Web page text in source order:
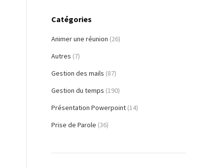
Catégories
Animer une réunion (26)
Autres (7)
Gestion des mails (87)
Gestion du temps (190)
Présentation Powerpoint (14)
Prise de Parole (36)